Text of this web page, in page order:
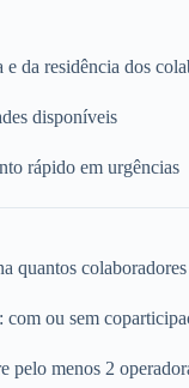
da residência dos
disponíveis
rápido em urgências
quantos
: com ou sem
pelo menos 2